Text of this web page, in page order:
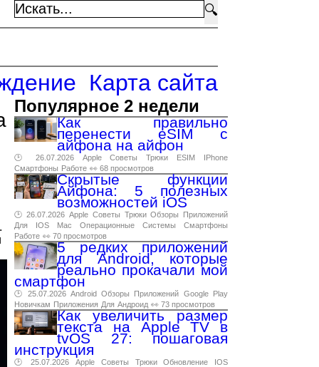
🔍
Карта сайта
Популярное 2 недели
Как правильно
перенести eSIM с
айфона на айфон
🕑 26.07.2026 Apple Советы Трюки ESIM
IPhone
Смартфоны Работе 👀 68 просмотров
Скрытые функции
Айфона: 5 полезных
возможностей iOS
🕑 26.07.2026 Apple Советы Трюки Обзоры
Приложений
Для
IOS Mac Операционные Системы
Смартфоны
Работе 👀 70 просмотров
5 редких приложений
для Android, которые
реально прокачали мой
смартфон
🕑 25.07.2026 Android Обзоры Приложений Google
Play
Новичкам Приложения Для Андроид 👀 73 просмотров
Как увеличить размер
текста на Apple TV в
tvOS 27: пошаговая
инструкция
🕑 25.07.2026 Apple Советы Трюки Обновление
IOS